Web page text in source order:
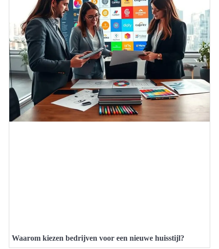
Waarom kiezen bedrijven voor een nieuwe huisstijl?